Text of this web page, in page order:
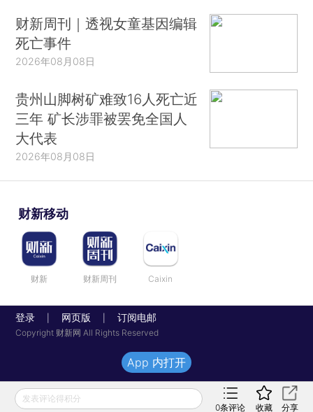
财新周刊｜透视女童基因编辑
死亡事件
2026年08月08日
贵州山脚树矿难致16人死亡近
三年 矿长涉罪被罢免全国人
大代表
2026年08月08日
财新移动
财新 财新周刊 Caixin
登录 网页版 订阅电邮
Copyright 财新网 All Rights Reserved
发表评论得积分
0条评论 收藏 分享
App 内打开